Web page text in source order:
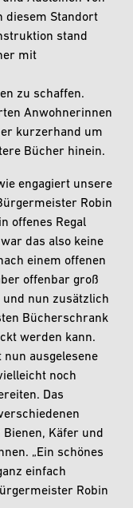
diesem Standort
stand
mit
zu schaffen.
Anwohnerinnen
kurzerhand um
Bücher hinein.
engagiert unsere
Robin
offenes Regal
das also keine
einem offenen
offenbar groß
nun zusätzlich
Bücherschrank
werden kann.
ausgelesene
noch
Das
Käfer und
„Ein schönes
einfach
Robin